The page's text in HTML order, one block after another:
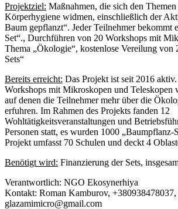
Projektziel: Maßnahmen, die sich den
Körperhygiene widmen, einschließlich der
Baum gepflanzt“. Jeder Teilnehmer bekommt
Set“., Durchführen von 20 Workshops mit
Thema „Ökologie“, kostenlose Vereilung von
Sets“
Bereits erreicht: Das Projekt ist seit 2016
Workshops mit Mikroskopen und Teleskopen
auf denen die Teilnehmer mehr über die
erfuhren. Im Rahmen des Projekts fanden 12
Wohltätigkeitsveranstaltungen und
Personen statt, es wurden 1000 „Baumpflanz-
Projekt umfasst 70 Schulen und deckt 4
Benötigt wird: Finanzierung der Sets,
Verantwortlich: NGO Ekosynerhiya
Kontakt: Roman Kamburov, +380938478037,
glazamimicro@gmail.com